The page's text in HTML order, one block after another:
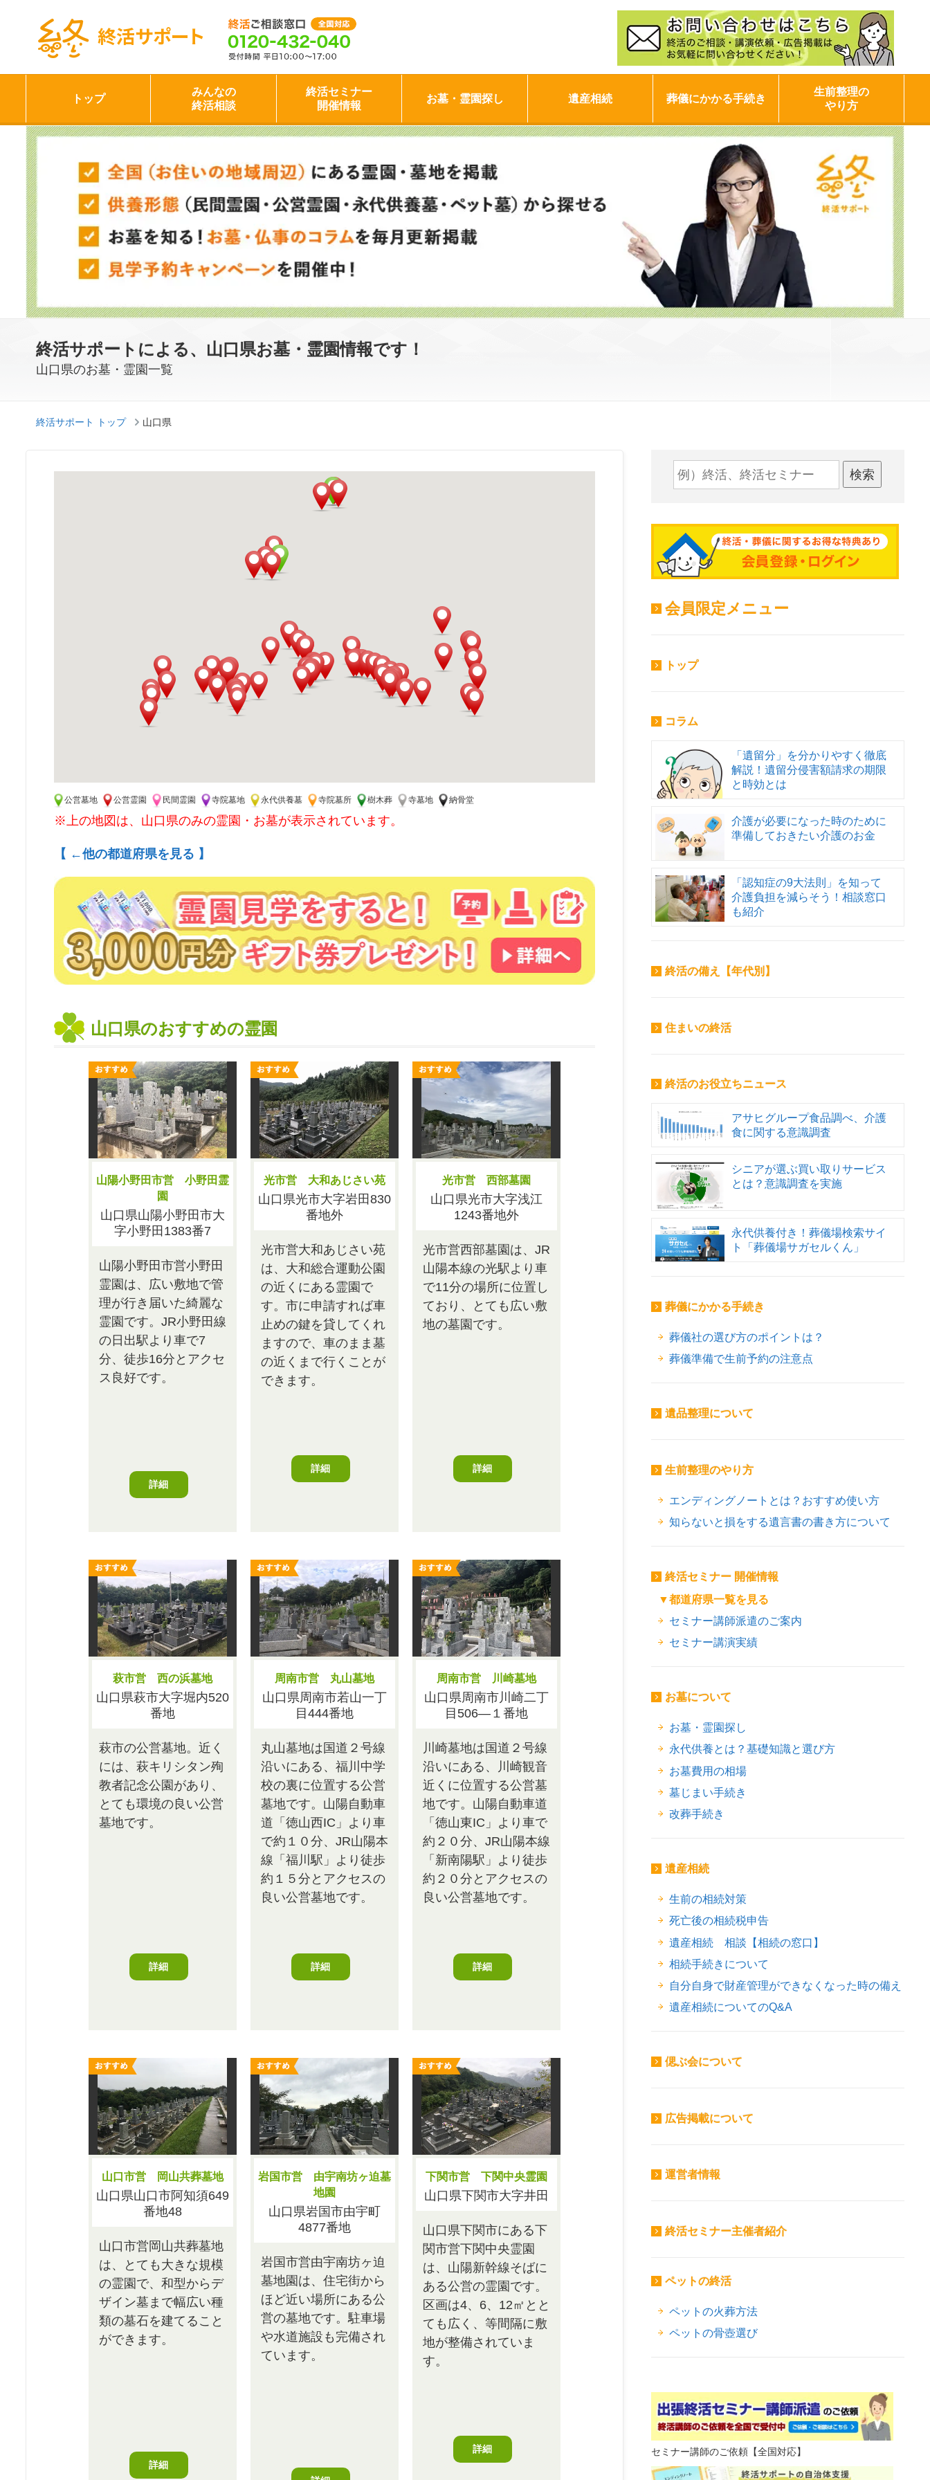
終活サポート
トップ
みんなの
終活相談
終活セミナー
開催情報
お墓・霊園探し 遺産相続 葬儀にかかる手続き
生前整理の
やり方
終活サポートによる、山口県お墓・霊園情報です！
山口県のお墓・霊園一覧
終活サポート トップ 山口県
公営墓地 公営霊園 民間霊園 寺院墓地 永代供養墓 寺院墓所 樹木葬 寺墓地 納骨堂
※上の地図は、山口県のみの霊園・お墓が表示されています。
【 ←他の都道府県を見る 】
山口県のおすすめの霊園
山陽小野田市営 小野田霊
園
山口県山陽小野田市大
字小野田1383番7
山陽小野田市営小野田
霊園は、広い敷地で管
理が行き届いた綺麗な
霊園です。JR小野田線
の日出駅より車で7
分、徒歩16分とアクセ
ス良好です。
詳細
光市営 大和あじさい苑
山口県光市大字岩田830
番地外
光市営大和あじさい苑
は、大和総合運動公園
の近くにある霊園で
す。市に申請すれば車
止めの鍵を貸してくれ
ますので、車のまま墓
の近くまで行くことが
できます。
詳細
光市営 西部墓園
山口県光市大字浅江
1243番地外
光市営西部墓園は、JR
山陽本線の光駅より車
で11分の場所に位置し
ており、とても広い敷
地の墓園です。
詳細
萩市営 西の浜墓地
山口県萩市大字堀内520
番地
萩市の公営墓地。近く
には、萩キリシタン殉
教者記念公園があり、
とても環境の良い公営
墓地です。
詳細
周南市営 丸山墓地
山口県周南市若山一丁
目444番地
丸山墓地は国道２号線
沿いにある、福川中学
校の裏に位置する公営
墓地です。山陽自動車
道「徳山西IC」より車
で約１０分、JR山陽本
線「福川駅」より徒歩
約１５分とアクセスの
良い公営墓地です。
詳細
周南市営 川崎墓地
山口県周南市川崎二丁
目506―１番地
川崎墓地は国道２号線
沿いにある、川崎観音
近くに位置する公営墓
地です。山陽自動車道
「徳山東IC」より車で
約２０分、JR山陽本線
「新南陽駅」より徒歩
約２０分とアクセスの
良い公営墓地です。
詳細
山口市営 岡山共葬墓地
山口県山口市阿知須649
番地48
山口市営岡山共葬墓地
は、とても大きな規模
の霊園で、和型からデ
ザイン墓まで幅広い種
類の墓石を建てること
ができます。
詳細
岩国市営 由宇南坊ヶ迫墓
地園
山口県岩国市由宇町
4877番地
岩国市営由宇南坊ヶ迫
墓地園は、住宅街から
ほど近い場所にある公
営の墓地です。駐車場
や水道施設も完備され
ています。
下関市営 下関中央霊園
山口県下関市大字井田
山口県下関市にある下
関市営下関中央霊園
は、山陽新幹線そばに
ある公営の霊園です。
区画は4、6、12㎡とと
ても広く、等間隔に敷
地が整備されていま
す。
詳細
検索
会員限定メニュー
トップ
コラム
「遺留分」を分かりやすく徹底
解説！遺留分侵害額請求の期限
と時効とは
介護が必要になった時のために
準備しておきたい介護のお金
「認知症の9大法則」を知って
介護負担を減らそう！相談窓口
も紹介
終活の備え【年代別】
住まいの終活
終活のお役立ちニュース
アサヒグループ食品調べ、介護
食に関する意識調査
シニアが選ぶ買い取りサービス
とは？意識調査を実施
永代供養付き！葬儀場検索サイ
ト「葬儀場サガセルくん」
葬儀にかかる手続き
葬儀社の選び方のポイントは？
葬儀準備で生前予約の注意点
遺品整理について
生前整理のやり方
エンディングノートとは？おすすめ使い方
知らないと損をする遺言書の書き方について
終活セミナー 開催情報
▼都道府県一覧を見る
セミナー講師派遣のご案内
セミナー講演実績
お墓について
お墓・霊園探し
永代供養とは？基礎知識と選び方
お墓費用の相場
墓じまい手続き
改葬手続き
遺産相続
生前の相続対策
死亡後の相続税申告
遺産相続 相談【相続の窓口】
相続手続きについて
自分自身で財産管理ができなくなった時の備え
遺産相続についてのQ&A
偲ぶ会について
広告掲載について
運営者情報
終活セミナー主催者紹介
ペットの終活
ペットの火葬方法
ペットの骨壺選び
セミナー講師のご依頼【全国対応】